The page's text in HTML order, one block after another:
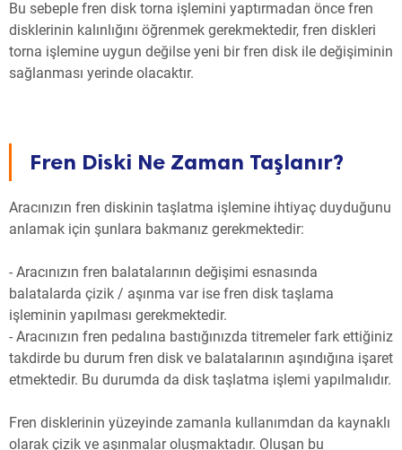
Bu sebeple fren disk torna işlemini yaptırmadan önce fren
disklerinin kalınlığını öğrenmek gerekmektedir, fren diskleri
torna işlemine uygun değilse yeni bir fren disk ile değişiminin
sağlanması yerinde olacaktır.
Fren Diski Ne Zaman Taşlanır?
Aracınızın fren diskinin taşlatma işlemine ihtiyaç duyduğunu
anlamak için şunlara bakmanız gerekmektedir:
- Aracınızın fren balatalarının değişimi esnasında
balatalarda çizik / aşınma var ise fren disk taşlama
işleminin yapılması gerekmektedir.
- Aracınızın fren pedalına bastığınızda titremeler fark ettiğiniz
takdirde bu durum fren disk ve balatalarının aşındığına işaret
etmektedir. Bu durumda da disk taşlatma işlemi yapılmalıdır.
Fren disklerinin yüzeyinde zamanla kullanımdan da kaynaklı
olarak çizik ve aşınmalar oluşmaktadır. Oluşan bu